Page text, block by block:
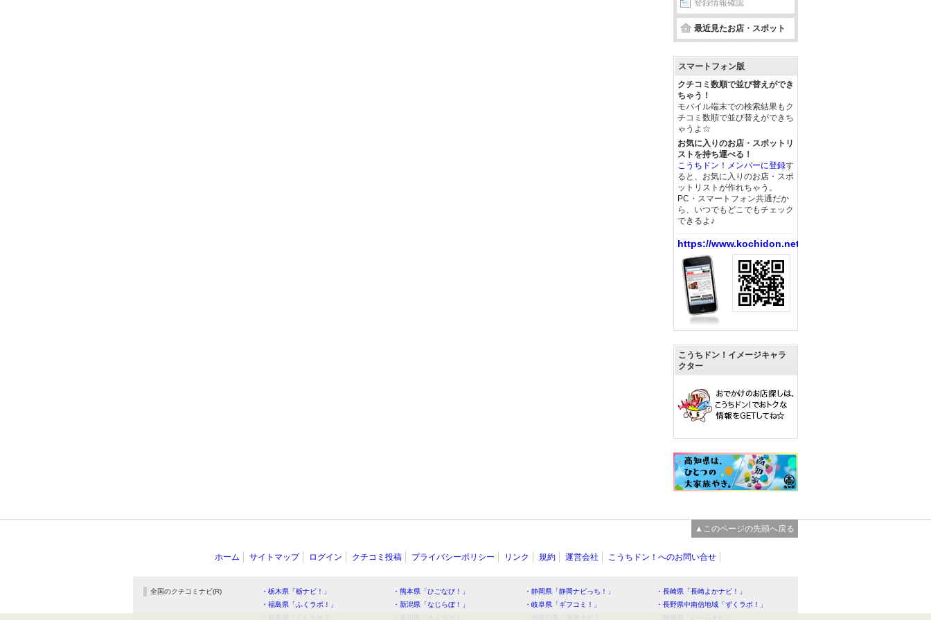
登録情報確認
最近見たお店・スポット
スマートフォン版
クチコミ数順で並び替えができ
ちゃう！
モバイル端末での検索結果もク
チコミ数順で並び替えができち
ゃうよ☆
お気に入りのお店・スポットリ
ストを持ち運べる！
こうちドン！メンバーに登録す
ると、お気に入りのお店・スポ
ットリストが作れちゃう。
PC・スマートフォン共通だか
ら、いつでもどこでもチェック
できるよ♪
https://www.kochidon.net/
こうちドン！イメージキャラ
クター
▲このページの先頭へ戻る
ホーム サイトマップ ログイン クチコミ投稿 プライバシーポリシー リンク 規約 運営会社 こうちドン！へのお問い合せ
全国のクチコミナビ(R) ・栃木県「栃ナビ！」 ・熊本県「ひごなび！」 ・静岡県「静岡ナビっち！」
・長崎県「長崎よかナビ！」
・福島県「ふくラボ！」
・新潟県「なじらぼ！」 ・岐阜県「ギフコミ！」
・長野県中南信地域「ずくラボ！」